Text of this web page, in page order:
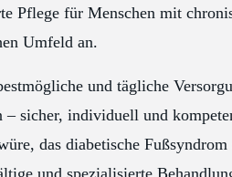
Pflege für Menschen mit
Umfeld an.
und tägliche
– sicher, individuell und
das diabetische
und spezialisierte